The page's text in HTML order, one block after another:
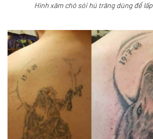
Hình xăm chó sói hú trăng dùng để